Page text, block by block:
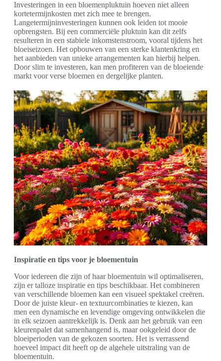
Investeringen in een bloemenpluktuin hoeven niet alleen
kortetermijnkosten met zich mee te brengen.
Langetermijninvesteringen kunnen ook leiden tot mooie
opbrengsten. Bij een commerciële pluktuin kan dit zelfs
resulteren in een stabiele inkomstenstroom, vooral tijdens het
bloeiseizoen. Het opbouwen van een sterke klantenkring en
het aanbieden van unieke arrangementen kan hierbij helpen.
Door slim te investeren, kan men profiteren van de bloeiende
markt voor verse bloemen en dergelijke planten.
Inspiratie en tips voor je bloementuin
Voor iedereen die zijn of haar bloementuin wil optimaliseren,
zijn er talloze inspiratie en tips beschikbaar. Het combineren
van verschillende bloemen kan een visueel spektakel creëren.
Door de juiste kleur- en textuurcombinaties te kiezen, kan
men een dynamische en levendige omgeving ontwikkelen die
in elk seizoen aantrekkelijk is. Denk aan het gebruik van een
kleurenpalet dat samenhangend is, maar ookgeleid door de
bloeiperioden van de gekozen soorten. Het is verrassend
hoeveel impact dit heeft op de algehele uitstraling van de
bloementuin.